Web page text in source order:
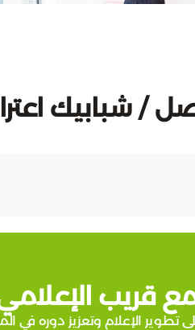
/ شبابيك
قريب
الإعلام وتعزيز دوره في